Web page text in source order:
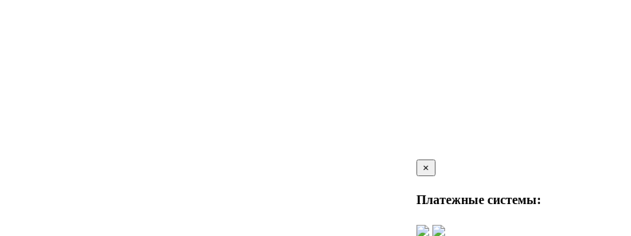
×
Платежные системы: